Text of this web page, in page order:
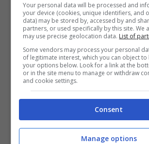
Iscrivendoti a PlanetWin365 ricevi:
in Bonus Scommesse + 100% fino a
Sport
2050€
VERIFICA
DAZNBet
Your personal data will be processed and
your device (cookies, unique identifiers, and
data) may be stored by, accessed by and
partners, or used specifically by this site. We
may use precise geolocation data. List of
Some vendors may process your personal
of legitimate interest, which you can object to
your options below. Look for a link at the
or in the site menu to manage or withdraw
and cookie settings.
Consent
Manage options